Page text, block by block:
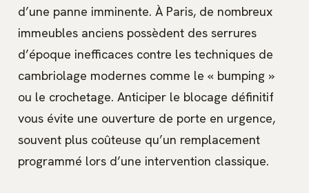
d’une panne imminente. À Paris, de nombreux
immeubles anciens possèdent des serrures
d’époque inefficaces contre les techniques de
cambriolage modernes comme le « bumping »
ou le crochetage. Anticiper le blocage définitif
vous évite une ouverture de porte en urgence,
souvent plus coûteuse qu’un remplacement
programmé lors d’une intervention classique.